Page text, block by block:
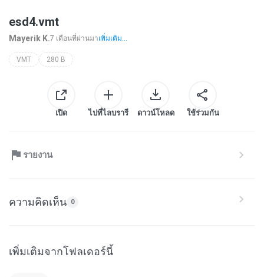
esd4.vmt
Mayerik K.7 เดือนที่ผ่านมาเพิ่มเติม...
VMT 280 B
เปิด ไปที่ไลบรารี ดาวน์โหลด ใช้ร่วมกัน
รายงาน
ความคิดเห็น 0
เพิ่มเติมจากโฟลเดอร์นี้